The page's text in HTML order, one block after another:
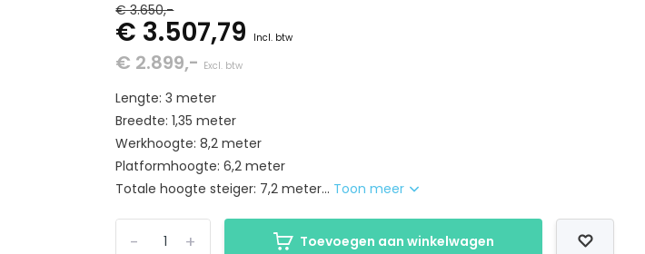
€ 3.650,-
€ 3.507,79 Incl. btw
€ 2.899,- Excl. btw
Lengte: 3 meter
Breedte: 1,35 meter
Werkhoogte: 8,2 meter
Platformhoogte: 6,2 meter
Totale hoogte steiger: 7,2 meter... Toon meer
+
- Toevoegen aan winkelwagen